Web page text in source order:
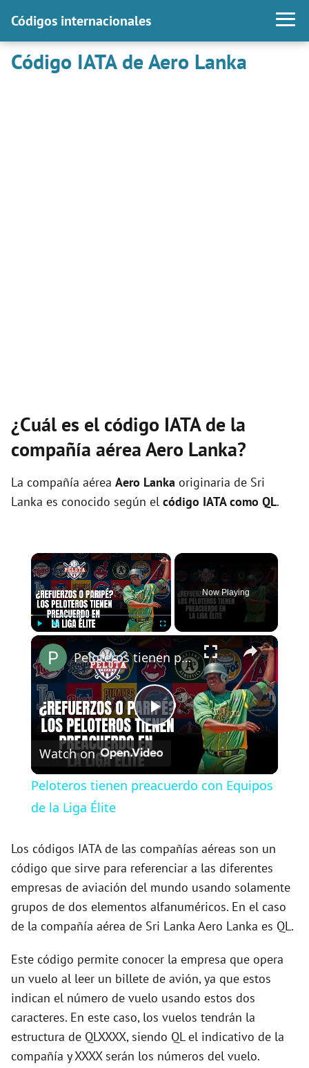
Códigos internacionales
Código IATA de Aero Lanka
¿Cuál es el código IATA de la
compañía aérea Aero Lanka?
La compañía aérea Aero Lanka originaria de Sri
Lanka es conocido según el código IATA como QL.
×
Now Playing
×
P
y
V
i
d
e
o
Peloteros tienen preacuerdo con Equipos de la Liga Élite
Watch on
Peloteros tienen preacuerdo con Equipos
de la Liga Élite
Los códigos IATA de las compañías aéreas son un
código que sirve para referenciar a las diferentes
empresas de aviación del mundo usando solamente
grupos de dos elementos alfanuméricos. En el caso
de la compañía aérea de Sri Lanka Aero Lanka es QL.
Este código permite conocer la empresa que opera
un vuelo al leer un billete de avión, ya que estos
indican el número de vuelo usando estos dos
caracteres. En este caso, los vuelos tendrán la
estructura de QLXXXX, siendo QL el indicativo de la
compañía y XXXX serán los números del vuelo.